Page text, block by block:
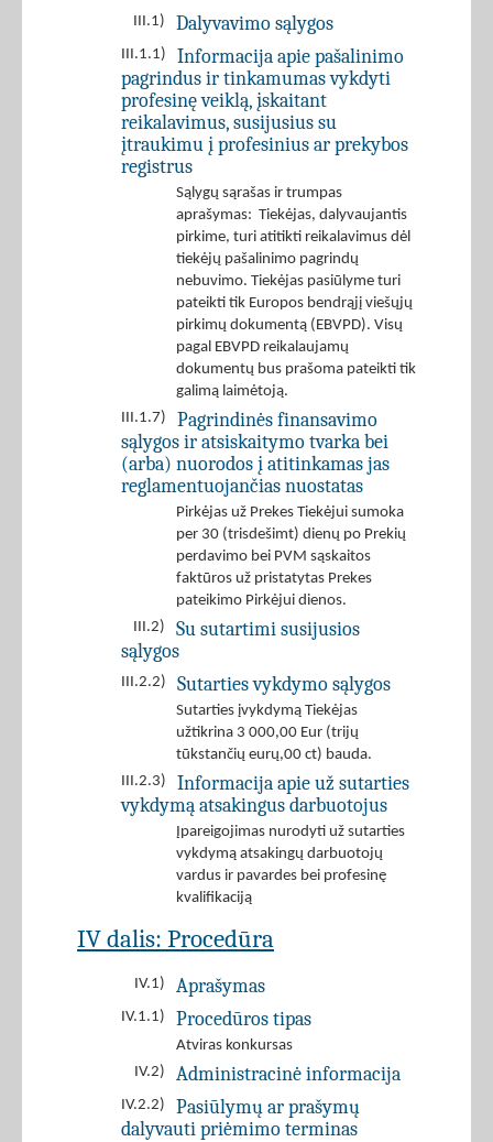
III.1) Dalyvavimo sąlygos
III.1.1)
Informacija apie pašalinimo
pagrindus ir tinkamumas vykdyti
profesinę veiklą, įskaitant
reikalavimus, susijusius su
įtraukimu į profesinius ar prekybos
registrus
Sąlygų sąrašas ir trumpas
aprašymas: Tiekėjas, dalyvaujantis
pirkime, turi atitikti reikalavimus dėl
tiekėjų pašalinimo pagrindų
nebuvimo. Tiekėjas pasiūlyme turi
pateikti tik Europos bendrąjį viešųjų
pirkimų dokumentą (EBVPD). Visų
pagal EBVPD reikalaujamų
dokumentų bus prašoma pateikti tik
galimą laimėtoją.
III.1.7)
Pagrindinės finansavimo
sąlygos ir atsiskaitymo tvarka bei
(arba) nuorodos į atitinkamas jas
reglamentuojančias nuostatas
Pirkėjas už Prekes Tiekėjui sumoka
per 30 (trisdešimt) dienų po Prekių
perdavimo bei PVM sąskaitos
faktūros už pristatytas Prekes
pateikimo Pirkėjui dienos.
III.2)
Su sutartimi susijusios
sąlygos
III.2.2) Sutarties vykdymo sąlygos
Sutarties įvykdymą Tiekėjas
užtikrina 3 000,00 Eur (trijų
tūkstančių eurų,00 ct) bauda.
III.2.3)
Informacija apie už sutarties
vykdymą atsakingus darbuotojus
Įpareigojimas nurodyti už sutarties
vykdymą atsakingų darbuotojų
vardus ir pavardes bei profesinę
kvalifikaciją
IV dalis: Procedūra
IV.1) Aprašymas
IV.1.1) Procedūros tipas
Atviras konkursas
IV.2)
Administracinė informacija
IV.2.2)
Pasiūlymų ar prašymų
dalyvauti priėmimo terminas